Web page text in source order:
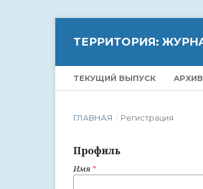
ТЕРРИТОРИЯ:
ТЕКУЩИЙ ВЫПУСК
ГЛАВНАЯ / Регистрация
Профиль
Имя *